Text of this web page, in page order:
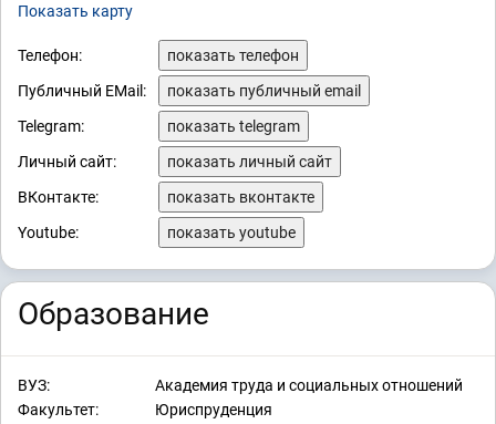
Показать карту
Телефон:
показать телефон
Публичный EMail:
показать публичный email
Telegram:
показать telegram
Личный сайт:
показать личный сайт
ВКонтакте:
показать вконтакте
Youtube:
показать youtube
Образование
ВУЗ:
Академия труда и социальных отношений
Факультет:
Юриспруденция